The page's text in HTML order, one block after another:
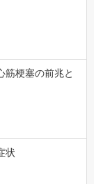
筋梗塞の前兆と
状